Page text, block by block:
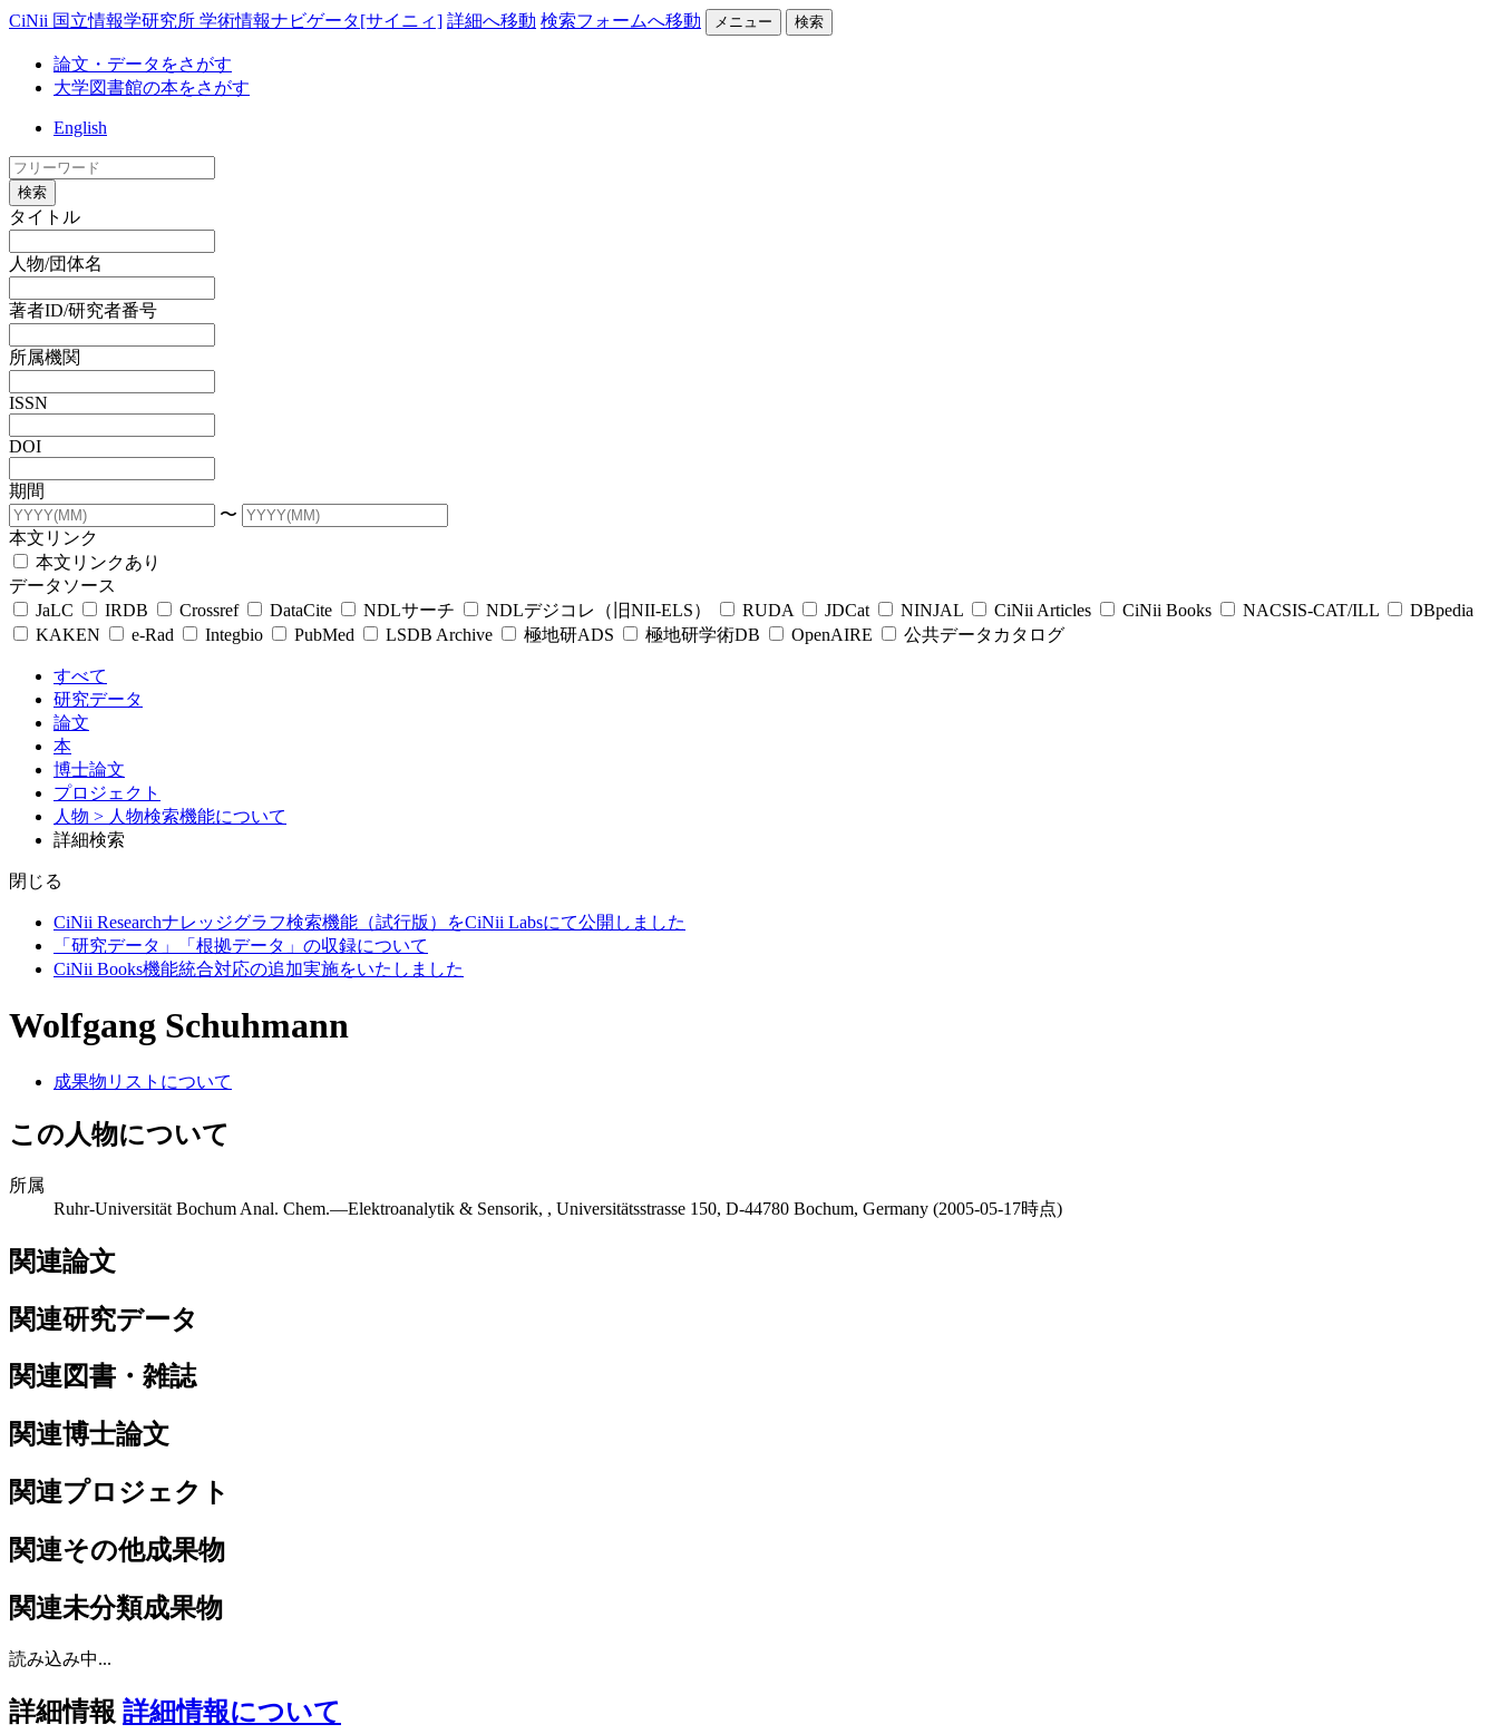
CiNii 国立情報学研究所 学術情報ナビゲータ[サイニィ] 詳細へ移動 検索フォームへ移動 メニュー 検索
論文・データをさがす
大学図書館の本をさがす
English
検索
タイトル
人物/団体名
著者ID/研究者番号
所属機関
ISSN
DOI
期間
〜
本文リンク
本文リンクあり
データソース
JaLC
IRDB Crossref DataCite NDLサーチ NDLデジコレ（旧NII-ELS） RUDA JDCat NINJAL CiNii Articles CiNii Books NACSIS-CAT/ILL
DBpedia
KAKEN
e-Rad Integbio PubMed LSDB Archive 極地研ADS 極地研学術DB OpenAIRE 公共データカタログ
すべて
研究データ
論文
本
博士論文
プロジェクト
人物 > 人物検索機能について
詳細検索
閉じる
CiNii Researchナレッジグラフ検索機能（試行版）をCiNii Labsにて公開しました
「研究データ」「根拠データ」の収録について
CiNii Books機能統合対応の追加実施をいたしました
Wolfgang Schuhmann
成果物リストについて
この人物について
所属
Ruhr-Universität Bochum Anal. Chem.—Elektroanalytik & Sensorik, , Universitätsstrasse 150, D-44780 Bochum, Germany (2005-05-17時点)
関連論文
関連研究データ
関連図書・雑誌
関連博士論文
関連プロジェクト
関連その他成果物
関連未分類成果物
読み込み中...
詳細情報 詳細情報について